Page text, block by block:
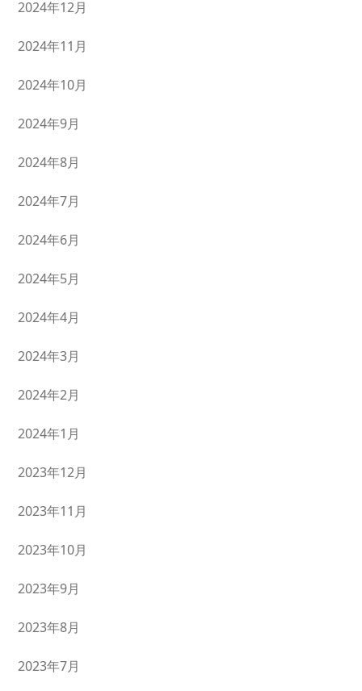
2024年12月
2024年11月
2024年10月
2024年9月
2024年8月
2024年7月
2024年6月
2024年5月
2024年4月
2024年3月
2024年2月
2024年1月
2023年12月
2023年11月
2023年10月
2023年9月
2023年8月
2023年7月